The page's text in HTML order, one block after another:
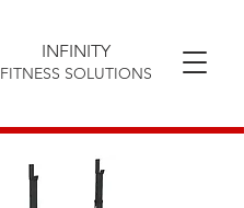
INFINITY
FITNESS SOLUTIONS